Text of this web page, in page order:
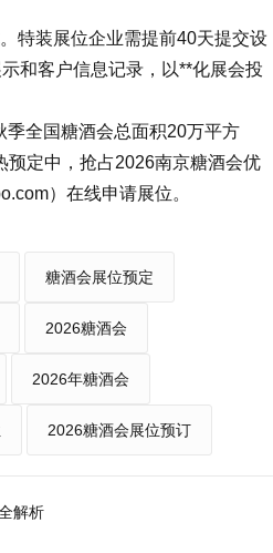
特装展位企业需提前40天提交设
和客户信息记录，以**化展会投
季全国糖酒会总面积20万平方
预定中，抢占2026南京糖酒会优
）在线申请展位。
糖酒会展位预定
2026糖酒会
2026年糖酒会
2026糖酒会展位预订
解析